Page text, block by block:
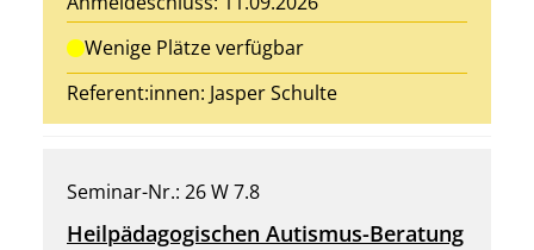
Wenige Plätze verfügbar
Referent:innen: Jasper Schulte
Seminar-Nr.: 26 W 7.8
Heilpädagogischen Autismus-Beratung